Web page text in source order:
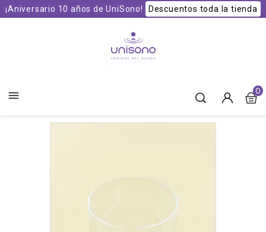
¡Aniversario 10 años de UniSono! Descuentos toda la tienda
 0